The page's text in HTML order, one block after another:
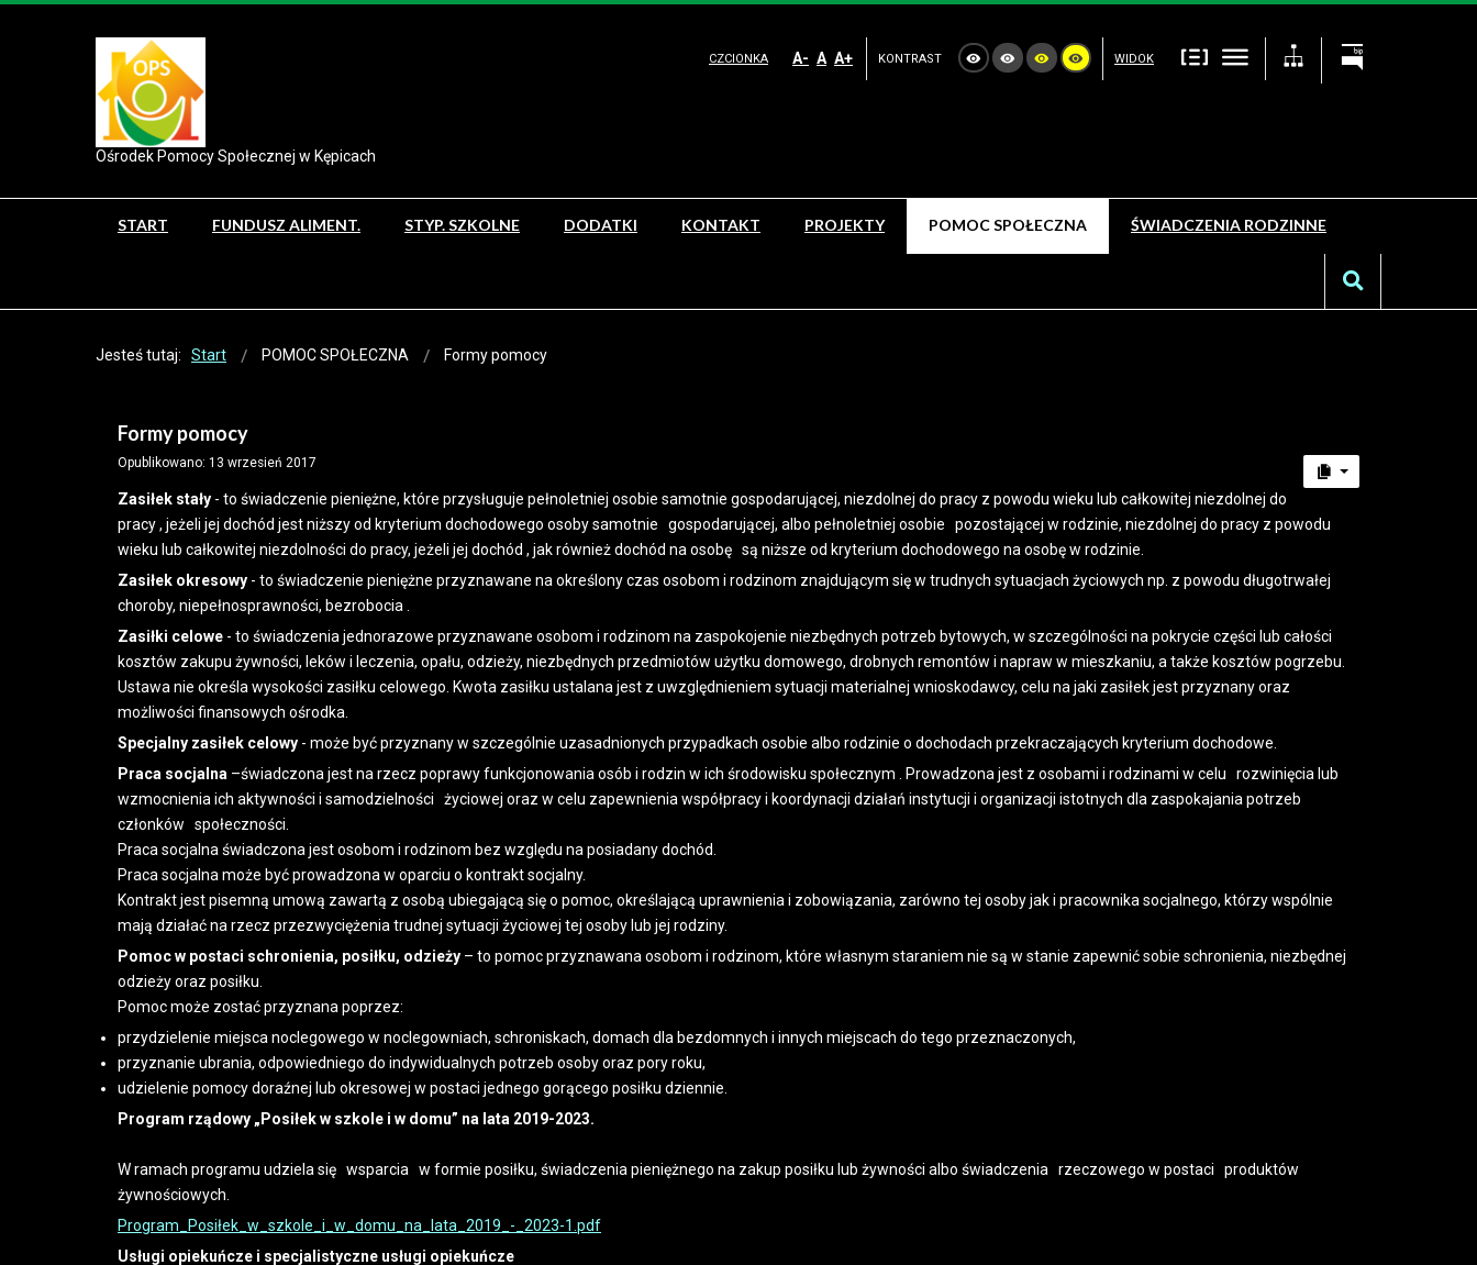
Ośrodek Pomocy Społecznej w Kępicach
CZCIONKA A- A A+ KONTRAST WIDOK
START FUNDUSZ ALIMENT. STYP. SZKOLNE DODATKI KONTAKT PROJEKTY POMOC SPOŁECZNA ŚWIADCZENIA RODZINNE
Jesteś tutaj: Start POMOC SPOŁECZNA Formy pomocy
Formy pomocy
Opublikowano: 13 wrzesień 2017
Zasiłek stały - to świadczenie pieniężne, które przysługuje pełnoletniej osobie samotnie gospodarującej, niezdolnej do pracy z powodu wieku lub całkowitej niezdolnej do
pracy , jeżeli jej dochód jest niższy od kryterium dochodowego osoby samotnie gospodarującej, albo pełnoletniej osobie pozostającej w rodzinie, niezdolnej do pracy z powodu
wieku lub całkowitej niezdolności do pracy, jeżeli jej dochód , jak również dochód na osobę są niższe od kryterium dochodowego na osobę w rodzinie.
Zasiłek okresowy - to świadczenie pieniężne przyznawane na określony czas osobom i rodzinom znajdującym się w trudnych sytuacjach życiowych np. z powodu długotrwałej
choroby, niepełnosprawności, bezrobocia .
Zasiłki celowe - to świadczenia jednorazowe przyznawane osobom i rodzinom na zaspokojenie niezbędnych potrzeb bytowych, w szczególności na pokrycie części lub całości
kosztów zakupu żywności, leków i leczenia, opału, odzieży, niezbędnych przedmiotów użytku domowego, drobnych remontów i napraw w mieszkaniu, a także kosztów pogrzebu.
Ustawa nie określa wysokości zasiłku celowego. Kwota zasiłku ustalana jest z uwzględnieniem sytuacji materialnej wnioskodawcy, celu na jaki zasiłek jest przyznany oraz
możliwości finansowych ośrodka.
Specjalny zasiłek celowy - może być przyznany w szczególnie uzasadnionych przypadkach osobie albo rodzinie o dochodach przekraczających kryterium dochodowe.
Praca socjalna –świadczona jest na rzecz poprawy funkcjonowania osób i rodzin w ich środowisku społecznym . Prowadzona jest z osobami i rodzinami w celu rozwinięcia lub
wzmocnienia ich aktywności i samodzielności życiowej oraz w celu zapewnienia współpracy i koordynacji działań instytucji i organizacji istotnych dla zaspokajania potrzeb
członków społeczności.
Praca socjalna świadczona jest osobom i rodzinom bez względu na posiadany dochód.
Praca socjalna może być prowadzona w oparciu o kontrakt socjalny.
Kontrakt jest pisemną umową zawartą z osobą ubiegającą się o pomoc, określającą uprawnienia i zobowiązania, zarówno tej osoby jak i pracownika socjalnego, którzy wspólnie
mają działać na rzecz przezwyciężenia trudnej sytuacji życiowej tej osoby lub jej rodziny.
Pomoc w postaci schronienia, posiłku, odzieży – to pomoc przyznawana osobom i rodzinom, które własnym staraniem nie są w stanie zapewnić sobie schronienia, niezbędnej
odzieży oraz posiłku.
Pomoc może zostać przyznana poprzez:
przydzielenie miejsca noclegowego w noclegowniach, schroniskach, domach dla bezdomnych i innych miejscach do tego przeznaczonych,
przyznanie ubrania, odpowiedniego do indywidualnych potrzeb osoby oraz pory roku,
udzielenie pomocy doraźnej lub okresowej w postaci jednego gorącego posiłku dziennie.
Program rządowy „Posiłek w szkole i w domu” na lata 2019-2023.
W ramach programu udziela się wsparcia w formie posiłku, świadczenia pieniężnego na zakup posiłku lub żywności albo świadczenia rzeczowego w postaci produktów
żywnościowych.
Program_Posiłek_w_szkole_i_w_domu_na_lata_2019_-_2023-1.pdf
Usługi opiekuńcze i specjalistyczne usługi opiekuńcze